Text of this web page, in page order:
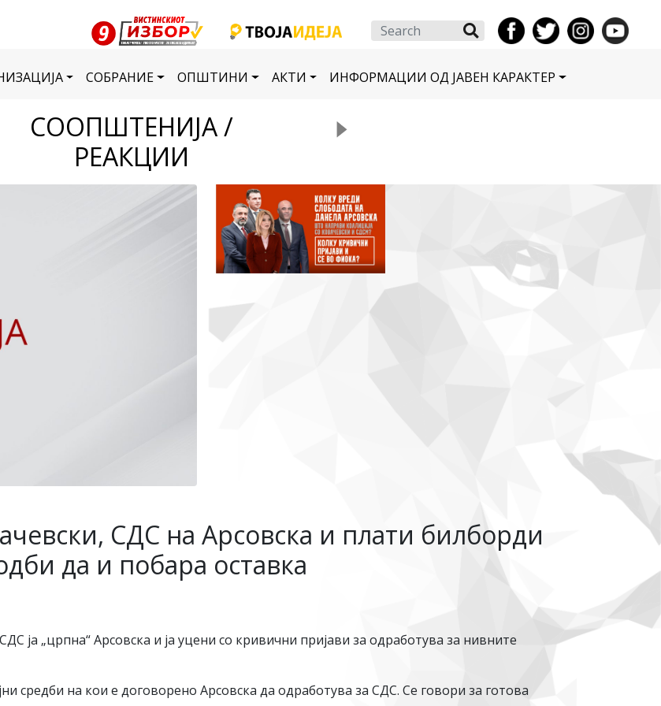
Search
СОБРАНИЕ ОПШТИНИ АКТИ ИНФОРМАЦИИ ОД ЈАВЕН КАРАКТЕР
СООПШТЕНИЈА /
РЕАКЦИИ
СДС на Арсовска и плати билборди
да и побара оставка
ја „црпна“ Арсовска и ја уцени со кривични пријави за одработува за нивните
средби на кои е договорено Арсовска да одработува за СДС. Се говори за готова